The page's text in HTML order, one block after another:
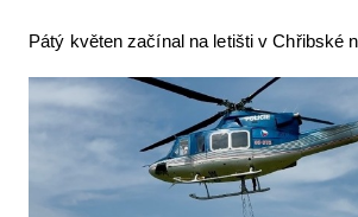
Pátý květen začínal na letišti v Chřibské
Pro piloty
Série & speciály
Letecká videa
Aktuální FR + archiv